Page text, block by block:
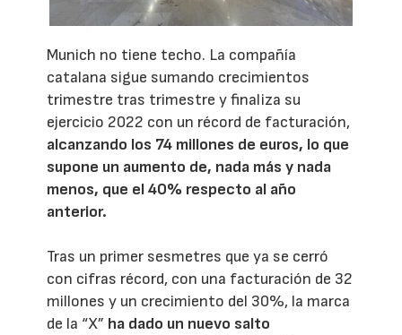
Munich no tiene techo. La compañía
catalana sigue sumando crecimientos
trimestre tras trimestre y finaliza su
ejercicio 2022 con un récord de facturación,
alcanzando los 74 millones de euros, lo que
supone un aumento de, nada más y nada
menos, que el 40% respecto al año
anterior.
Tras un primer sesmetres que ya se cerró
con cifras récord, con una facturación de 32
millones y un crecimiento del 30%, la marca
de la “X” ha dado un nuevo salto